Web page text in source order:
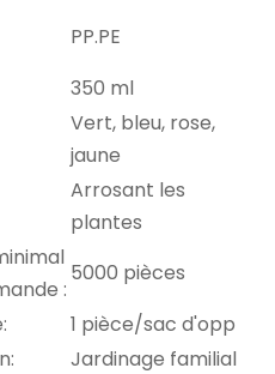
PP.PE
350 ml
Vert, bleu, rose,
jaune
Arrosant les
plantes
:
5000 pièces
1 pièce/sac d'opp
Jardinage familial